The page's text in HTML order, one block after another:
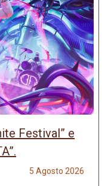
Festival” e
5 Agosto 2026